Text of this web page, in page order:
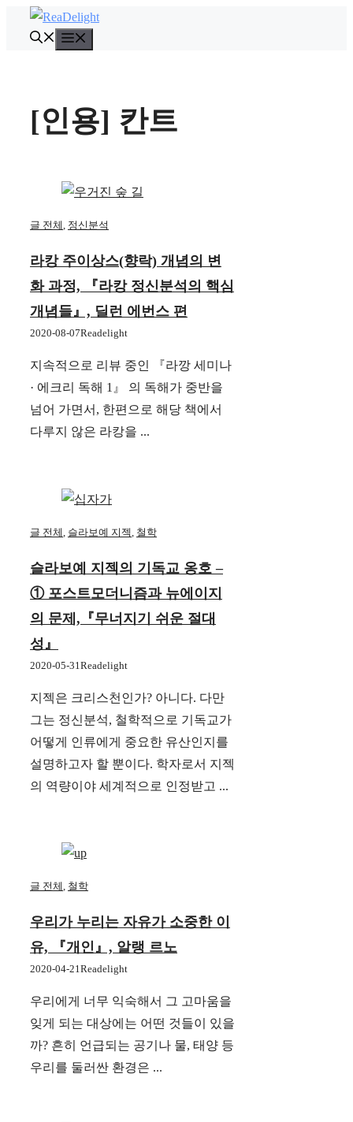
뉴
[인용] 칸트
글 전체, 정신분석
라캉 주이상스(향락) 개념의 변
화 과정, 『라캉 정신분석의 핵심
개념들』, 딜런 에번스 편
2020-08-07Readelight
지속적으로 리뷰 중인 『라깡 세미나
· 에크리 독해 1』 의 독해가 중반을
넘어 가면서, 한편으로 해당 책에서
다루지 않은 라캉을 ...
글 전체 슬라보예 지젝 철학
슬라보예 지젝의 기독교 옹호 –
① 포스트모더니즘과 뉴에이지
의 문제,『무너지기 쉬운 절대
성』
2020-05-31 Readelight
지젝은 크리스천인가? 아니다. 다만
그는 정신분석, 철학적으로 기독교가
어떻게 인류에게 중요한 유산인지를
설명하고자 할 뿐이다. 학자로서 지젝
의 역량이야 세계적으로 인정받고 ...
글 전체 철학
우리가 누리는 자유가 소중한 이
유, 『개인』, 알랭 르노
2020-04-21 Readelight
우리에게 너무 익숙해서 그 고마움을
잊게 되는 대상에는 어떤 것들이 있을
까? 흔히 언급되는 공기나 물, 태양 등
우리를 둘러싼 환경은 ...